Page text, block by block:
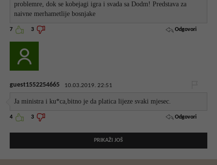
problemre, dok se kobejagi igra i svada sa Dodm! Predstava za
naivne merhametlije bosnjake
7 3 Odgovori
guest1552254665 10.03.2019. 22:51
Ja ministra i ku*ca,bitno je da platica lijeze svaki mjesec.
4 3 Odgovori
PRIKAŽI JOŠ